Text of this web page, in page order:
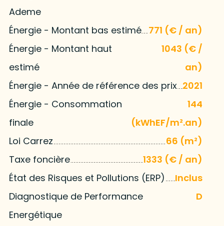
Ademe
Énergie - Montant bas estimé
771 (€ / an)
Énergie - Montant haut
estimé
1043 (€ /
an)
Énergie - Année de référence des prix 2021
Énergie - Consommation
finale
144
(kWhEF/m².an)
Loi Carrez
66 (m²)
Taxe foncière
1333 (€ / an)
État des Risques et Pollutions (ERP)
Inclus
Diagnostique de Performance
Energétique
D